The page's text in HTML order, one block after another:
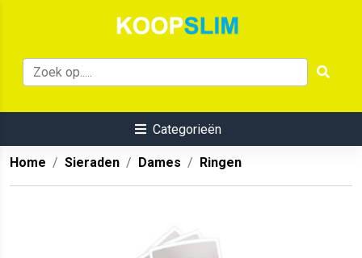
Categorieën
Home Sieraden Dames Ringen